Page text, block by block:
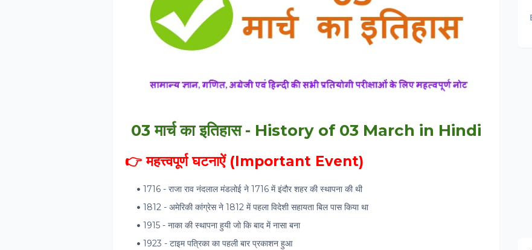
03 मार्च का इतिहास - History of 03 March in Hindi
👉 महत्त्वपूर्ण घटनाऐं (Important Event)
1716 - राजा राव नंदलाल मंडलोई ने 1716 में इंदौर शहर की स्थापना की थी
1812 - अमेरिकी कांग्रेस ने 1812 में पहला विदेशी सहायता बिल पास किया था
1915 - नाका की स्थापना हुयी जो कि बाद में नासा बना
1923 - टाइम पत्रिका का पहली बार प्रकाशन हुआ